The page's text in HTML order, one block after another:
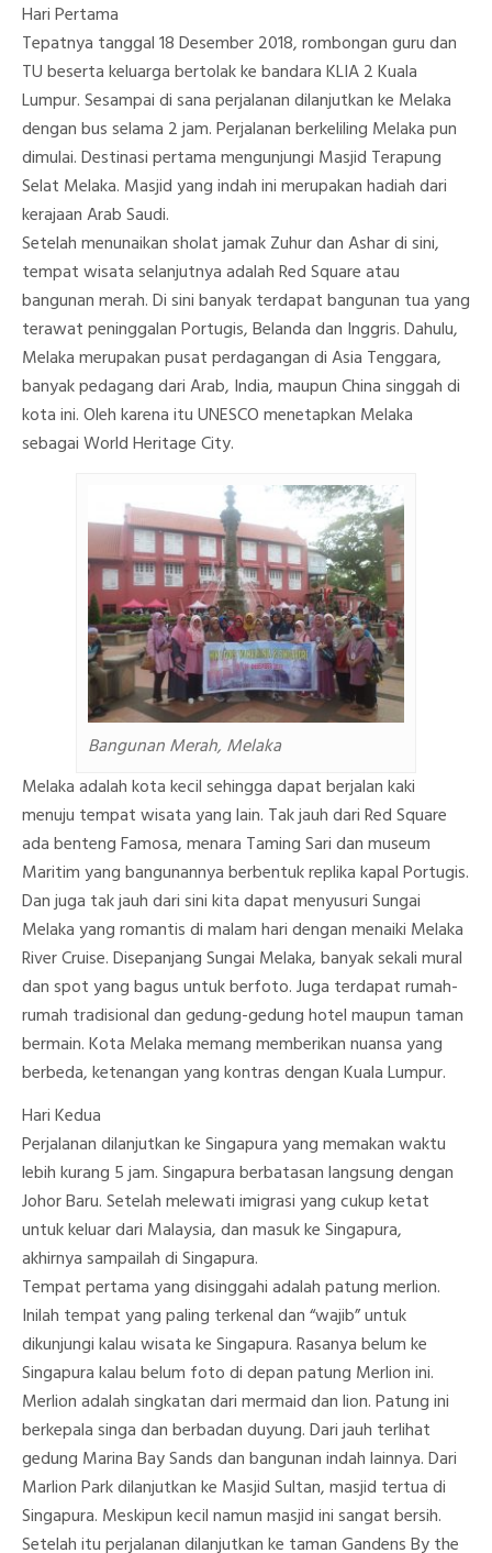
Hari Pertama
Tepatnya tanggal 18 Desember 2018, rombongan guru dan
TU beserta keluarga bertolak ke bandara KLIA 2 Kuala
Lumpur. Sesampai di sana perjalanan dilanjutkan ke Melaka
dengan bus selama 2 jam. Perjalanan berkeliling Melaka pun
dimulai. Destinasi pertama mengunjungi Masjid Terapung
Selat Melaka. Masjid yang indah ini merupakan hadiah dari
kerajaan Arab Saudi.
Setelah menunaikan sholat jamak Zuhur dan Ashar di sini,
tempat wisata selanjutnya adalah Red Square atau
bangunan merah. Di sini banyak terdapat bangunan tua yang
terawat peninggalan Portugis, Belanda dan Inggris. Dahulu,
Melaka merupakan pusat perdagangan di Asia Tenggara,
banyak pedagang dari Arab, India, maupun China singgah di
kota ini. Oleh karena itu UNESCO menetapkan Melaka
sebagai World Heritage City.
Bangunan Merah, Melaka
Melaka adalah kota kecil sehingga dapat berjalan kaki
menuju tempat wisata yang lain. Tak jauh dari Red Square
ada benteng Famosa, menara Taming Sari dan museum
Maritim yang bangunannya berbentuk replika kapal Portugis.
Dan juga tak jauh dari sini kita dapat menyusuri Sungai
Melaka yang romantis di malam hari dengan menaiki Melaka
River Cruise. Disepanjang Sungai Melaka, banyak sekali mural
dan spot yang bagus untuk berfoto. Juga terdapat rumah-
rumah tradisional dan gedung-gedung hotel maupun taman
bermain. Kota Melaka memang memberikan nuansa yang
berbeda, ketenangan yang kontras dengan Kuala Lumpur.
Hari Kedua
Perjalanan dilanjutkan ke Singapura yang memakan waktu
lebih kurang 5 jam. Singapura berbatasan langsung dengan
Johor Baru. Setelah melewati imigrasi yang cukup ketat
untuk keluar dari Malaysia, dan masuk ke Singapura,
akhirnya sampailah di Singapura.
Tempat pertama yang disinggahi adalah patung merlion.
Inilah tempat yang paling terkenal dan “wajib” untuk
dikunjungi kalau wisata ke Singapura. Rasanya belum ke
Singapura kalau belum foto di depan patung Merlion ini.
Merlion adalah singkatan dari mermaid dan lion. Patung ini
berkepala singa dan berbadan duyung. Dari jauh terlihat
gedung Marina Bay Sands dan bangunan indah lainnya. Dari
Marlion Park dilanjutkan ke Masjid Sultan, masjid tertua di
Singapura. Meskipun kecil namun masjid ini sangat bersih.
Setelah itu perjalanan dilanjutkan ke taman Gandens By the